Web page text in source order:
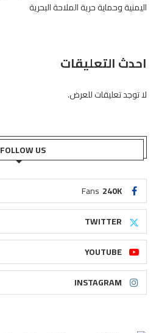
اليمنية وحماية حرية الملاحة البحرية
احدث التعليقات
لا توجد تعليقات للعرض.
FOLLOW US
240K
Fans
TWITTER
YOUTUBE
INSTAGRAM